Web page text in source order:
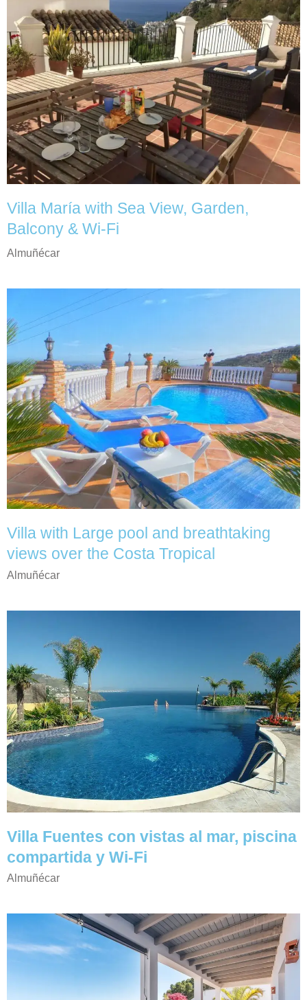
Villa María with Sea View, Garden,
Balcony & Wi-Fi
Almuñécar
Villa with Large pool and breathtaking
views over the Costa Tropical
Almuñécar
Villa Fuentes con vistas al mar, piscina
compartida y Wi-Fi
Almuñécar